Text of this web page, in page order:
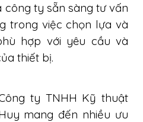
công ty sẵn sàng tư vấn
trong việc chọn lựa và
hợp với yêu cầu và
thiết bị.
ty TNHH Kỹ thuật
mang đến nhiều ưu